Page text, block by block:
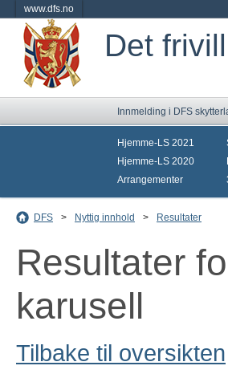
www.dfs.no
Det
Innmelding i DFS
Hjemme-LS 2021
Hjemme-LS 2020
Arrangementer
DFS > Nyttig innhold > Resultater
Resultater
karusell
Tilbake til oversikten